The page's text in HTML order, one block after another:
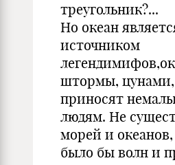
треугольник?...
Но океан
источником
штормы, цунами,
приносят
людям. Не
морей и океанов,
было бы волн и